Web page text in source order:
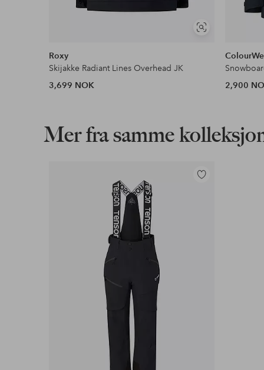
Gjelder for normalpakke over 599 kr
Les mer
Vis
Roxy
Skijakke Radiant Lines Overhead JK
3,699 NOK
2,900
Mer fra samme
Legg